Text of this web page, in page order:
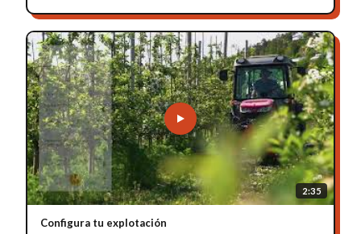
2:35
Configura tu explotación